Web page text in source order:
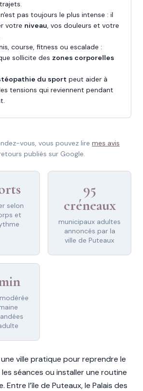
pas toujours le plus intense : il
votre niveau, vos douleurs et votre
course, fitness ou escalade :
sollicite des zones corporelles
du sport peut aider à
tensions qui reviennent pendant
vous, vous pouvez lire mes avis
publiés sur Google.
selon
et
95
créneaux
municipaux adultes
annoncés par la
ville de Puteaux
ville pratique pour reprendre le
séances ou installer une routine
Entre l’île de Puteaux, le Palais des